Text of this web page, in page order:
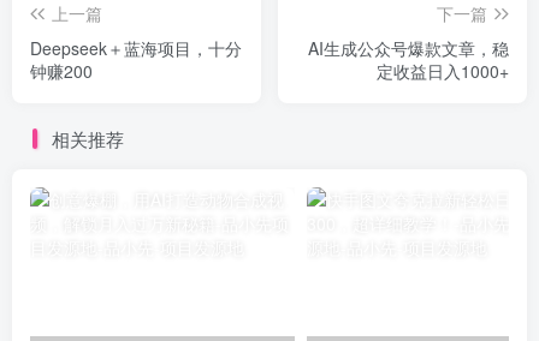
上一篇
Deepseek＋蓝海项目，十分
钟赚200
下一篇
AI生成公众号爆款文章，稳
定收益日入1000+
相关推荐